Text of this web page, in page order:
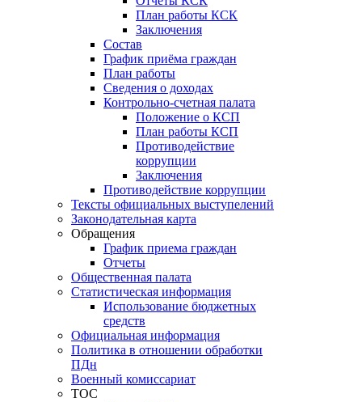
План работы КСК
Заключения
Состав
График приёма граждан
План работы
Сведения о доходах
Контрольно-счетная палата
Положение о КСП
План работы КСП
Противодействие
коррупции
Заключения
Противодействие коррупции
Тексты официальных выступелений
Законодательная карта
Обращения
График приема граждан
Отчеты
Общественная палата
Статистическая информация
Использование бюджетных
средств
Официальная информация
Политика в отношении обработки
ПДн
Военный комиссариат
ТОС